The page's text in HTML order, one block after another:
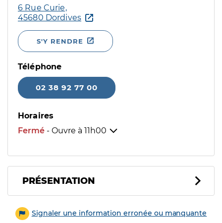
6 Rue Curie,
45680 Dordives
S'Y RENDRE
Téléphone
02 38 92 77 00
Horaires
Fermé - Ouvre à 11h00
PRÉSENTATION
Signaler une information erronée ou manquante